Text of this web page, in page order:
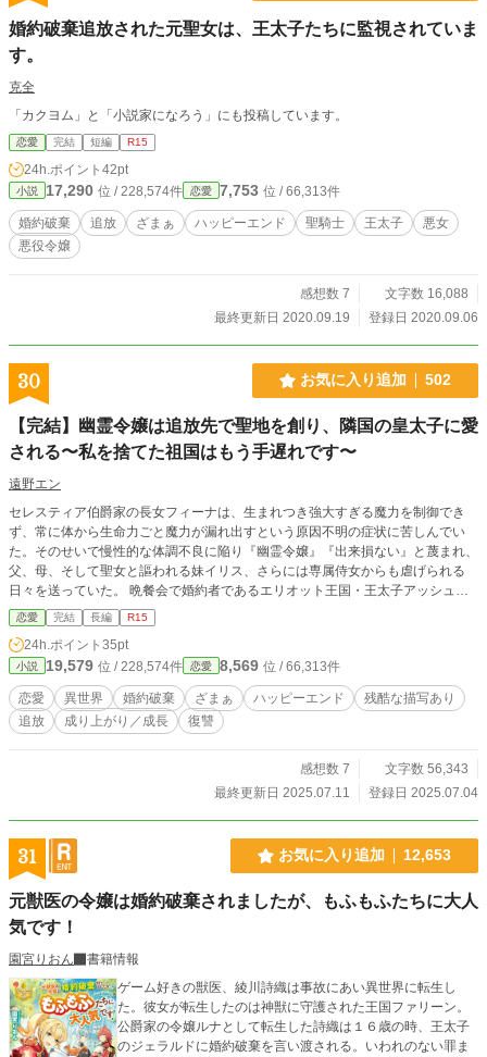
婚約破棄追放された元聖女は、王太子たちに監視されていま
す。
克全
「カクヨム」と「小説家になろう」にも投稿しています。
恋愛 完結 短編 R15
24h.ポイント 42pt
小説 17,290 位 / 228,574件 恋愛 7,753 位 / 66,313件
婚約破棄 追放 ざまぁ ハッピーエンド 聖騎士 王太子
悪女
悪役令嬢
感想数 7
文字数 16,088
最終更新日 2020.09.19
登録日 2020.09.06
30 お気に入り追加 502
【完結】幽霊令嬢は追放先で聖地を創り、隣国の皇太子に愛
される〜私を捨てた祖国はもう手遅れです〜
遠野エン
セレスティア伯爵家の長女フィーナは、生まれつき強大すぎる魔力を制御でき
ず、常に体から生命力ごと魔力が漏れ出すという原因不明の症状に苦しんでい
た。そのせいで慢性的な体調不良に陥り『幽霊令嬢』『出来損ない』と蔑まれ、
父、母、そして聖女と謳われる妹イリス、さらには専属侍女からも虐げられる
日々を送っていた。 晩餐会で婚約者であるエリオット王国・王太子アッシュか
ら「欠陥品」と罵られ、公衆の面前で婚約を破棄される。アッシュは新たな婚約
者に妹イリスを選び、フィーナを魔力の枯渇した不毛の大地『グランフェルド』
へ追放することを宣言する。しかし、死地へ送られるフィーナは絶望しなかっ
た。むしろ長年の苦しみから解放されたように晴れやかな気持ちで追放を受け入
れる。 グランフェルドへ向かう道中、あれほど彼女を苦しめていた体調不良が
嘘のように快復していくことに気づく。追放先で出会った青年ロイエルと共に土
地を蘇らせようと奮闘する一方で、王国では異変が次々と起き始め………。
恋愛 完結 長編 R15
24h.ポイント 35pt
小説 19,579 位 / 228,574件 恋愛 8,569 位 / 66,313件
恋愛 異世界 婚約破棄 ざまぁ ハッピーエンド
残酷な描写あり
追放
成り上がり／成長 復讐
感想数 7
文字数 56,343
最終更新日 2025.07.11
登録日 2025.07.04
31 お気に入り追加 12,653
元獣医の令嬢は婚約破棄されましたが、もふもふたちに大人
気です！
園宮りおん
書籍情報
ゲーム好きの獣医、綾川詩織は事故にあい異世界に転生し
た。彼女が転生したのは神獣に守護された王国ファリーン。
公爵家の令嬢ルナとして転生した詩織は１６歳の時、王太子
のジェラルドに婚約破棄を言い渡される。いわれのない罪ま